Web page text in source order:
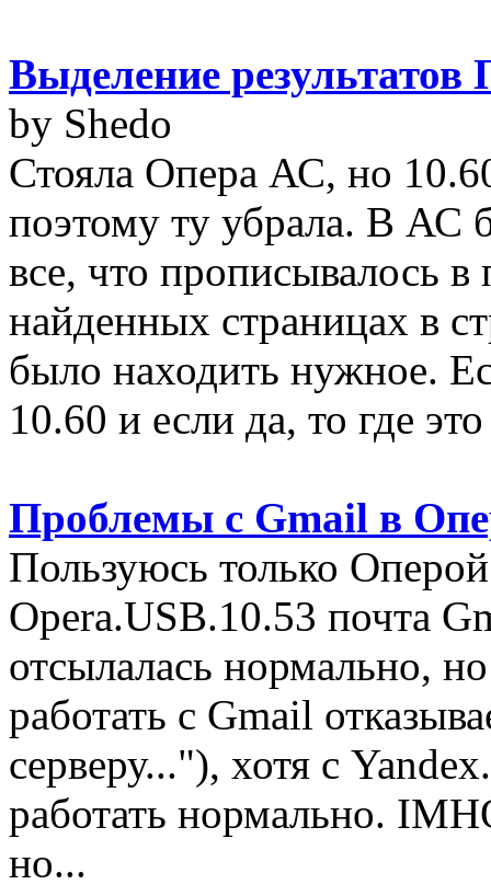
Выделение
by Shedo
Стояла Опера АС, но
поэтому ту убрала. В АС
все, что прописывалось
найденных страницах в
было находить нужное.
10.60 и если да, то где
Проблемы с Gmail в
Пользуюсь только
Opera.USB.10.53 почта
отсылалась нормально,
работать с Gmail
серверу..."), хотя с
работать нормально.
но...